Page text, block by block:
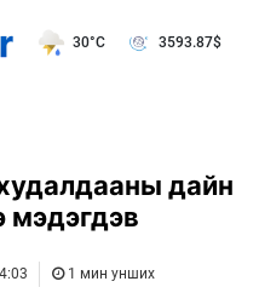
30°C 3593.87$
дайн
мэдэгдэв
1 мин унших